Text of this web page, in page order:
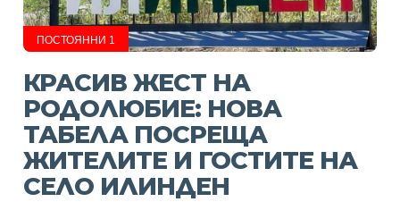
ПОСТОЯННИ 1
КРАСИВ ЖЕСТ НА
РОДОЛЮБИЕ: НОВА
ТАБЕЛА ПОСРЕЩА
ЖИТЕЛИТЕ И ГОСТИТЕ НА
СЕЛО ИЛИНДЕН